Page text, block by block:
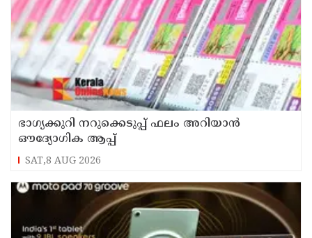
ഭാഗ്യക്കുറി നറുക്കെടുപ്പ് ഫലം അറിയാൻ
ഔദ്യോഗിക ആപ്പ്
SAT,8 AUG 2026